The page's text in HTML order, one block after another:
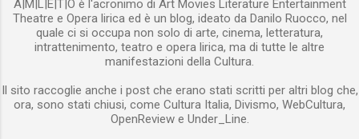
A|M|L|E|T|O è l'acronimo di Art Movies Literature Entertainment
Theatre e Opera lirica ed è un blog, ideato da Danilo Ruocco, nel
quale ci si occupa non solo di arte, cinema, letteratura,
intrattenimento, teatro e opera lirica, ma di tutte le altre
manifestazioni della Cultura.
Il sito raccoglie anche i post che erano stati scritti per altri blog che,
ora, sono stati chiusi, come Cultura Italia, Divismo, WebCultura,
OpenReview e Under_Line.